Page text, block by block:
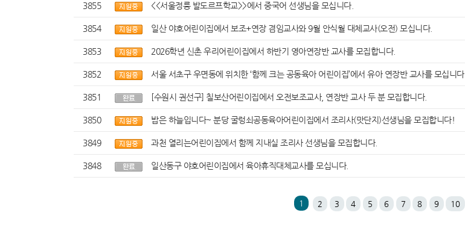
3855 <<서울정릉 발도르프학교>>에서 중국어 선생님을 모십니다.
3854 일산 야호어린이집에서 보조+연장 겸임교사와 9월 안식월 대체교사(오전) 모십니다.
3853 2026학년 신촌 우리어린이집에서 하반기 영아연장반 교사를 모집합니다.
3852 서울 서초구 우면동에 위치한 ‘함께 크는 공동육아 어린이집’에서 유아 연장반 교사를 모십니다.
3851 [수원시 권선구] 칠보산어린이집에서 오전보조교사, 연장반 교사 두 분 모집합니다.
3850 밥은 하늘입니다~ 분당 굴렁쇠공동육아어린이집에서 조리사(맛단지)선생님을 모집합니다!
3849 과천 열리는어린이집에서 함께 지내실 조리사 선생님을 모집합니다.
3848 일산동구 야호어린이집에서 육아휴직대체교사를 모십니다.
1 2 3 4 5 6 7 8 9 10